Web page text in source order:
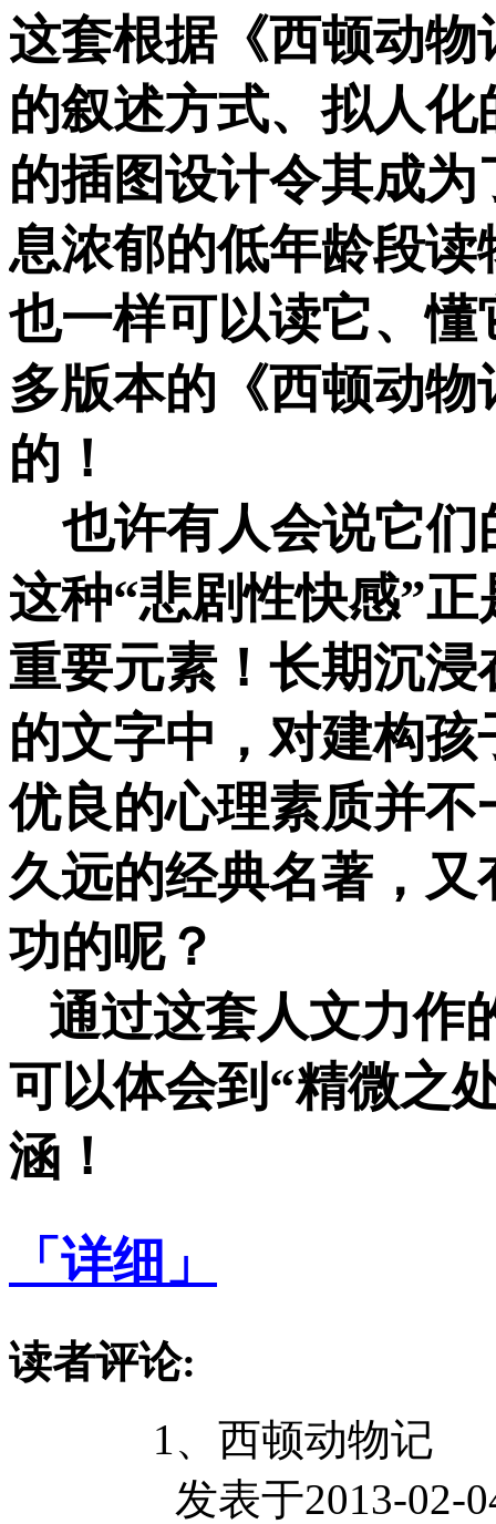
这套根据《西顿动
的叙述方式、拟人
的插图设计令其成
息浓郁的低年龄段
也一样可以读它、
多版本的《西顿动
的！
也许有人会说它们
这种“悲剧性快感”
重要元素！长期沉
的文字中，对建构
优良的心理素质并
久远的经典名著，
功的呢？
通过这套人文力作
可以体会到“精微之
涵！
「详细」
读者评论:
1、西顿动物记
发表于2013-02-04